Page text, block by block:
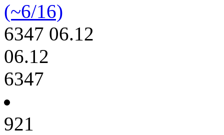
(~6/16)
6347 06.12
06.12
6347
921